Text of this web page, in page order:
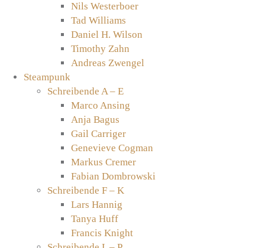
Nils Westerboer
Tad Williams
Daniel H. Wilson
Timothy Zahn
Andreas Zwengel
Steampunk
Schreibende A – E
Marco Ansing
Anja Bagus
Gail Carriger
Genevieve Cogman
Markus Cremer
Fabian Dombrowski
Schreibende F – K
Lars Hannig
Tanya Huff
Francis Knight